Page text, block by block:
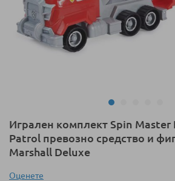
Преминете
към
началото
на
галерия
Игрален комплект Spin Master
Patrol превозно средство и
Marshall Deluxe
Оценeте